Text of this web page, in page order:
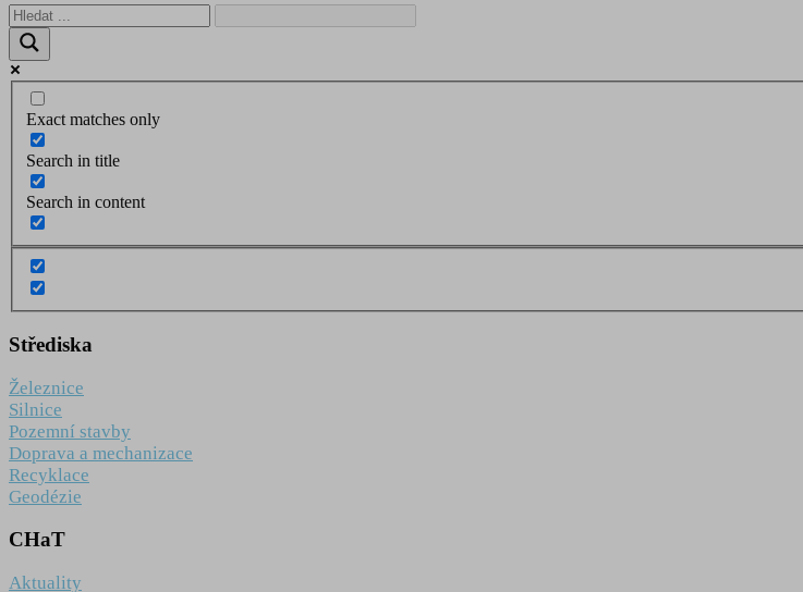
Exact matches only
Search in title
Search in content
Střediska
Železnice
Silnice
Pozemní stavby
Doprava a mechanizace
Recyklace
Geodézie
CHaT
Aktuality